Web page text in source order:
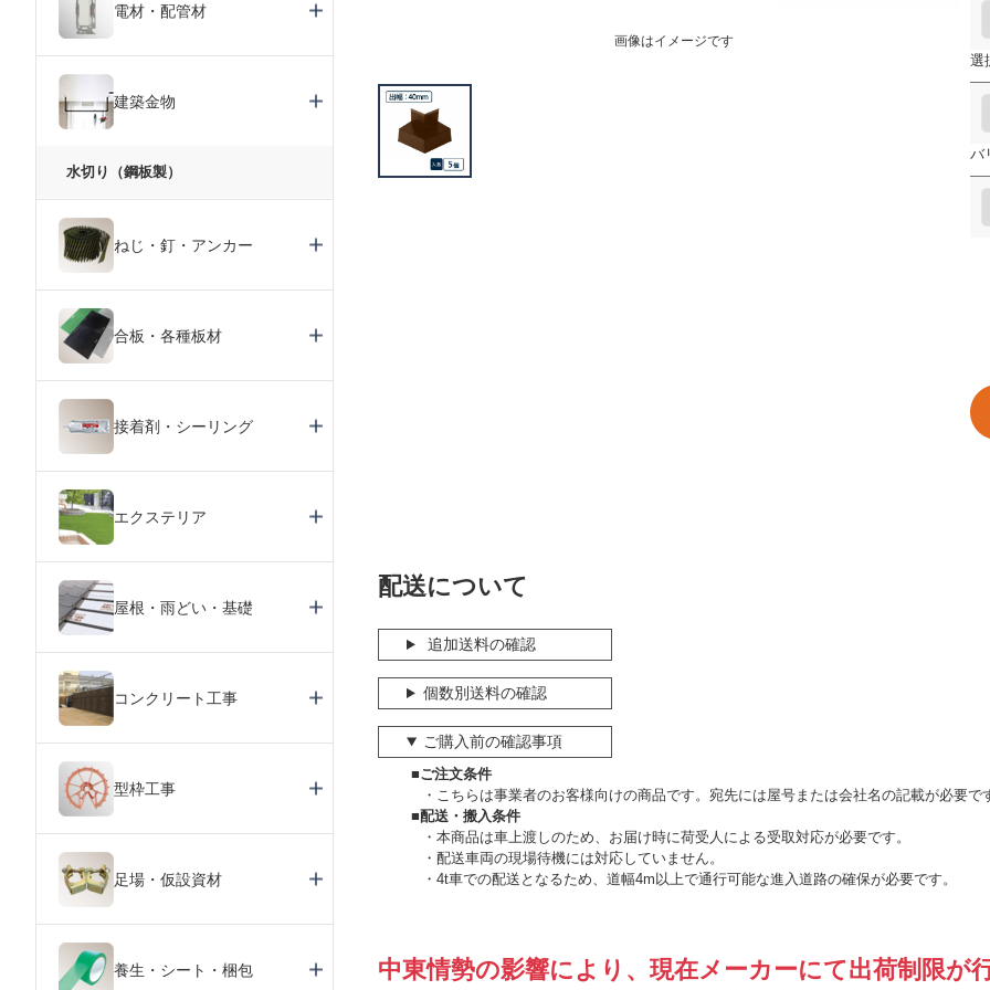
画像はイメージです
選
バ
配送について
追加送料の確認
個数別送料の確認
ご購入前の確認事項
■ご注文条件
こちらは事業者のお客様向けの商品です。宛先には屋号または会社名の記載が必要で
■配送・搬入条件
本商品は車上渡しのため、お届け時に荷受人による受取対応が必要です。
配送車両の現場待機には対応していません。
4t車での配送となるため、道幅4m以上で通行可能な進入道路の確保が必要です。
中東情勢の影響により、現在メーカーにて出荷制限が
電材・配管材
建築金物
水切り（鋼板製）
ねじ・釘・アンカー
合板・各種板材
接着剤・シーリング
エクステリア
屋根・雨どい・基礎
コンクリート工事
型枠工事
足場・仮設資材
養生・シート・梱包